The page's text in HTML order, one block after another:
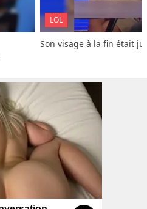
LOL
Son visage à la fin était